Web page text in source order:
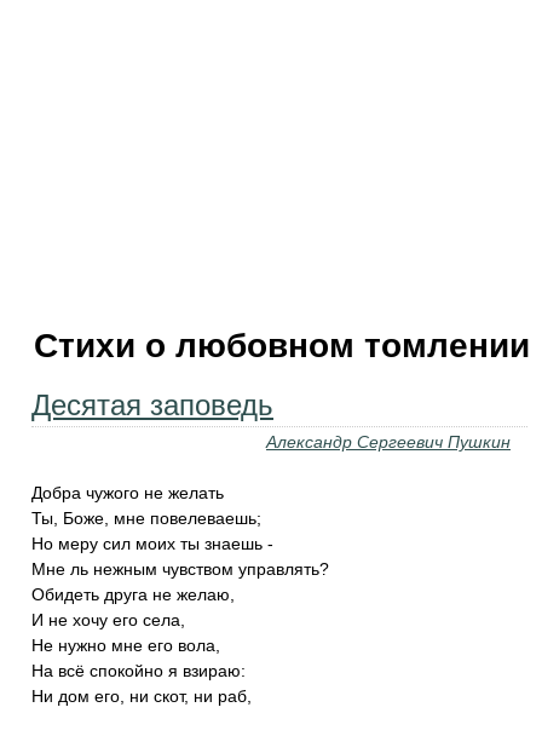
Стихи о любовном томлении
Десятая заповедь
Александр Сергеевич Пушкин
Добра чужого не желать
Ты, Боже, мне повелеваешь;
Но меру сил моих ты знаешь -
Мне ль нежным чувством управлять?
Обидеть друга не желаю,
И не хочу его села,
Не нужно мне его вола,
На всё спокойно я взираю:
Ни дом его, ни скот, ни раб,